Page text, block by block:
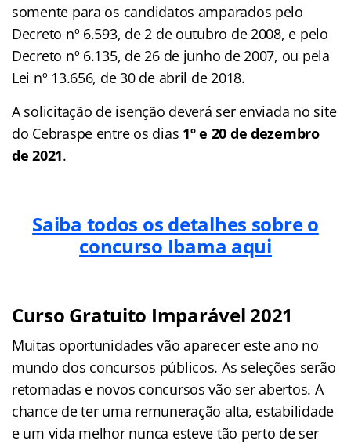
somente para os candidatos amparados pelo
Decreto nº 6.593, de 2 de outubro de 2008, e pelo
Decreto nº 6.135, de 26 de junho de 2007, ou pela
Lei nº 13.656, de 30 de abril de 2018.
A solicitação de isenção deverá ser enviada no site
do Cebraspe entre os dias 1º e 20 de dezembro
de 2021.
Saiba todos os detalhes sobre o
concurso Ibama aqui
Curso Gratuito Imparável 2021
Muitas oportunidades vão aparecer este ano no
mundo dos concursos públicos. As seleções serão
retomadas e novos concursos vão ser abertos. A
chance de ter uma remuneração alta, estabilidade
e um vida melhor nunca esteve tão perto de ser